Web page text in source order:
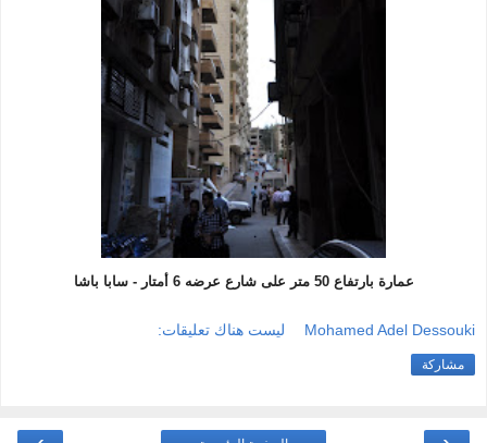
عمارة بارتفاع 50 متر على شارع عرضه 6 أمتار - سابا باشا
Mohamed Adel Dessouki ليست هناك تعليقات:
مشاركة